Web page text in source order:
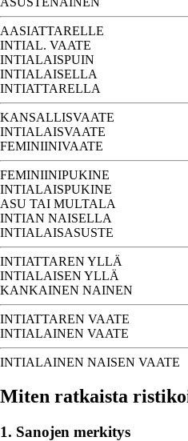
AASIATTARELLE
INTIAL. VAATE
INTIALAISPUIN
INTIALAISELLA
INTIATTARELLA
KANSALLISVAATE
INTIALAISVAATE
FEMINIINIVAATE
FEMINIINIPUKINE
INTIALAISPUKINE
ASU TAI MULTALA
INTIAN NAISELLA
INTIALAISASUSTE
INTIATTAREN YLLÄ
INTIALAISEN YLLÄ
KANKAINEN NAINEN
INTIATTAREN VAATE
INTIALAINEN VAATE
INTIALAINEN NAISEN VAATE
Miten ratkaista
1. Sanojen merkitys